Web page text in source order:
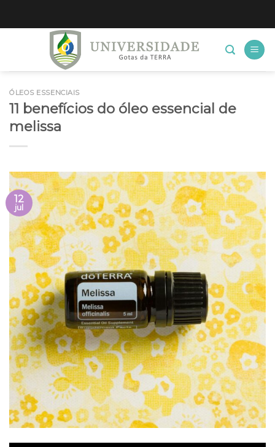
ÓLEOS ESSENCIAIS
11 benefícios do óleo essencial de
melissa
12
jul